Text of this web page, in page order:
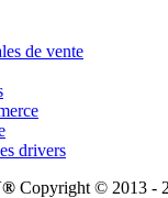
de vente
drivers
Copyright © 2013 -